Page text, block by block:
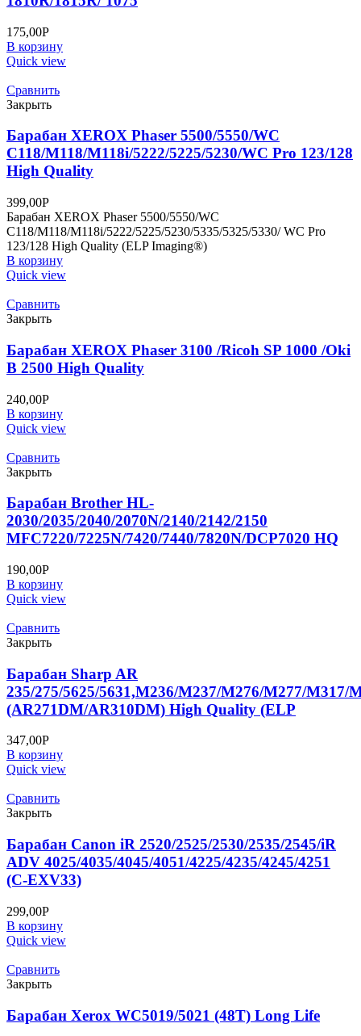
175,00Р
В корзину
Quick view
Сравнить
Закрыть
Барабан XEROX Phaser 5500/5550/WC
C118/M118/M118i/5222/5225/5230/WC Pro 123/128
High Quality
399,00Р
Барабан XEROX Phaser 5500/5550/WC
C118/M118/M118i/5222/5225/5230/5335/5325/5330/ WC Pro
123/128 High Quality (ELP Imaging®)
В корзину
Quick view
Сравнить
Закрыть
Барабан XEROX Phaser 3100 /Ricoh SP 1000 /Oki
B 2500 High Quality
240,00Р
В корзину
Quick view
Сравнить
Закрыть
Барабан Brother HL-
2030/2035/2040/2070N/2140/2142/2150
MFC7220/7225N/7420/7440/7820N/DCP7020 HQ
190,00Р
В корзину
Quick view
Сравнить
Закрыть
Барабан Sharp AR
235/275/5625/5631,M236/M237/M276/M277/M317/
(AR271DM/AR310DM) High Quality (ELP
347,00Р
В корзину
Quick view
Сравнить
Закрыть
Барабан Canon iR 2520/2525/2530/2535/2545/iR
ADV 4025/4035/4045/4051/4225/4235/4245/4251
(C-EXV33)
299,00Р
В корзину
Quick view
Сравнить
Закрыть
Барабан Xerox WC5019/5021 (48T) Long Life